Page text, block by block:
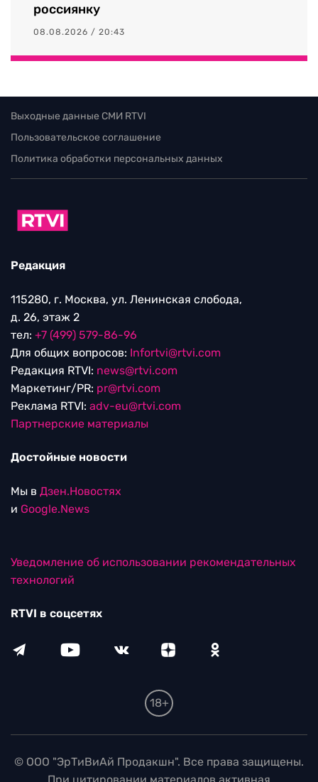
россиянку
08.08.2026 / 20:43
Выходные данные СМИ RTVI
Пользовательское соглашение
Политика обработки персональных данных
Редакция
115280, г. Москва, ул. Ленинская слобода,
д. 26, этаж 2
тел: +7 (499) 579-86-96
Для общих вопросов: Infortvi@rtvi.com
Редакция RTVI: news@rtvi.com
Маркетинг/PR: pr@rtvi.com
Реклама RTVI: adv-eu@rtvi.com
Партнерские материалы
Достойные новости
Мы в Дзен.Новостях
и Google.News
Уведомление об использовании рекомендательных
технологий
RTVI в соцсетях
18+
© ООО "ЭрТиВиАй Продакшн". Все права защищены.